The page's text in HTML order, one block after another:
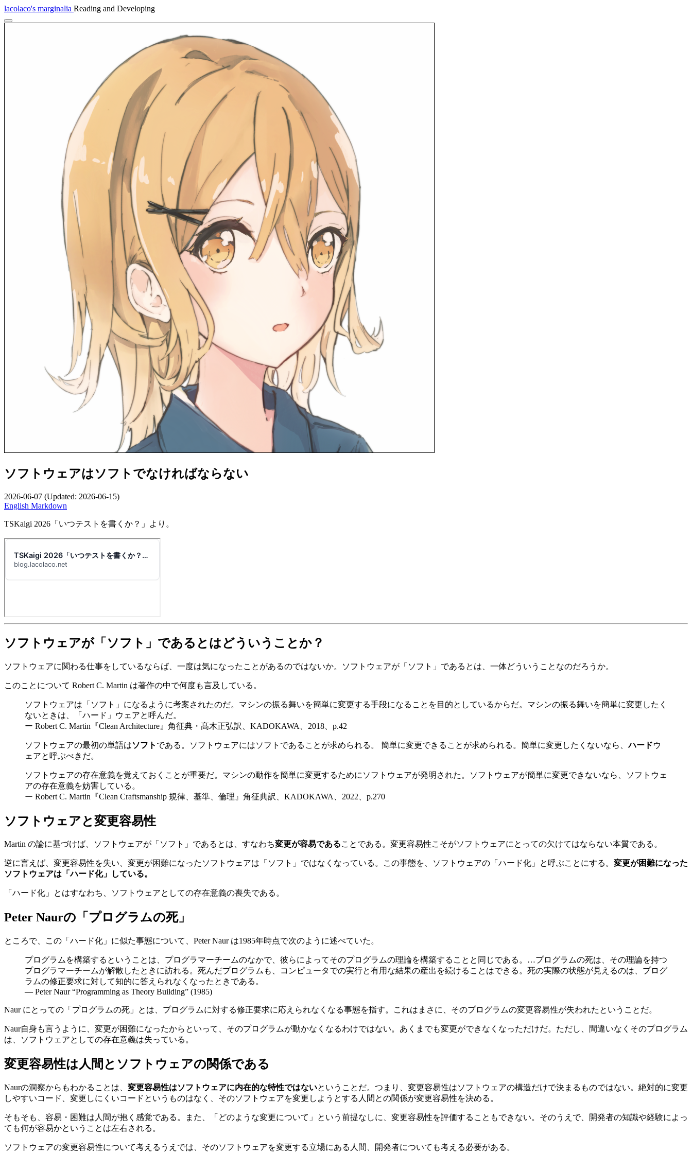
lacolaco's marginalia Reading and Developing
ソフトウェアはソフトでなければならない
2026-06-07 (Updated: 2026-06-15)
English Markdown
TSKaigi 2026「いつテストを書くか？」より。
ソフトウェアが「ソフト」であるとはどういうことか？
ソフトウェアに関わる仕事をしているならば、一度は気になったことがあるのではないか。ソフトウェアが「ソフト」であるとは、一体どういうことなのだろうか。
このことについて Robert C. Martin は著作の中で何度も言及している。
ソフトウェアは「ソフト」になるように考案されたのだ。マシンの振る舞いを簡単に変更する手段になることを目的としているからだ。マシンの振る舞いを簡単に変更したく
ないときは、「ハード」ウェアと呼んだ。
ー Robert C. Martin『Clean Architecture』角征典・髙木正弘訳、KADOKAWA、2018、p.42
ソフトウェアの最初の単語はソフト である。ソフトウェアにはソフトであることが求められる。 簡単に変更できることが求められる。簡単に変更したくないなら、ハードウ
ェアと呼ぶべきだ。
ソフトウェアの存在意義を覚えておくことが重要だ。マシンの動作を簡単に変更するためにソフトウェアが発明された。ソフトウェアが簡単に変更できないなら、ソフトウェ
アの存在意義を妨害している。
ー Robert C. Martin『Clean Craftsmanship 規律、基準、倫理』角征典訳、KADOKAWA、2022、p.270
ソフトウェアと変更容易性
Martin の論に基づけば、ソフトウェアが「ソフト」であるとは、すなわち変更が容易であることである。変更容易性こそがソフトウェアにとっての欠けてはならない本質である。
逆に言えば、変更容易性を失い、変更が困難になったソフトウェアは「ソフト」ではなくなっている。この事態を、ソフトウェアの「ハード化」と呼ぶことにする。 変更が困難になった
ソフトウェアは「ハード化」している。
「ハード化」とはすなわち、ソフトウェアとしての存在意義の喪失である。
Peter Naurの「プログラムの死」
ところで、この「ハード化」に似た事態について、Peter Naur は1985年時点で次のように述べていた。
プログラムを構築するということは、プログラマーチームのなかで、彼らによってそのプログラムの理論を構築することと同じである。…プログラムの死は、その理論を持つ
プログラマーチームが解散したときに訪れる。死んだプログラムも、コンピュータでの実行と有用な結果の産出を続けることはできる。死の実際の状態が見えるのは、プログ
ラムの修正要求に対して知的に答えられなくなったときである。
― Peter Naur “Programming as Theory Building” (1985)
Naur にとっての「プログラムの死」とは、プログラムに対する修正要求に応えられなくなる事態を指す。これはまさに、そのプログラムの変更容易性が失われたということだ。
Naur自身も言うように、変更が困難になったからといって、そのプログラムが動かなくなるわけではない。あくまでも変更ができなくなっただけだ。ただし、間違いなくそのプログラム
は、ソフトウェアとしての存在意義は失っている。
変更容易性は人間とソフトウェアの関係である
Naurの洞察からもわかることは、 変更容易性はソフトウェアに内在的な特性ではないということだ。つまり、変更容易性はソフトウェアの構造だけで決まるものではない。絶対的に変更
しやすいコード、変更しにくいコードというものはなく、そのソフトウェアを変更しようとする人間との関係が変更容易性を決める。
そもそも、容易・困難は人間が抱く感覚である。また、「どのような変更について」という前提なしに、変更容易性を評価することもできない。そのうえで、開発者の知識や経験によっ
ても何が容易かということは左右される。
ソフトウェアの変更容易性について考えるうえでは、そのソフトウェアを変更する立場にある人間、開発者についても考える必要がある。